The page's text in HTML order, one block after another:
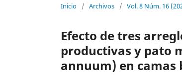
Inicio / Archivos / Vol. 8 Núm. 16
Efecto de tres
productivas y pato
annuum) en camas